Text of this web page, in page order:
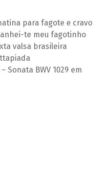
para fagote e cravo
te meu fagotinho
valsa brasileira
Sonata BWV 1029 em